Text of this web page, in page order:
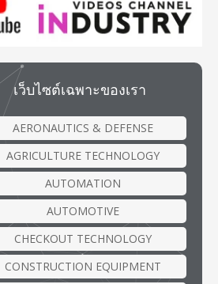
เว็บไซต์เฉพาะของเรา
AERONAUTICS & DEFENSE
AGRICULTURE TECHNOLOGY
AUTOMATION
AUTOMOTIVE
CHECKOUT TECHNOLOGY
CONSTRUCTION EQUIPMENT